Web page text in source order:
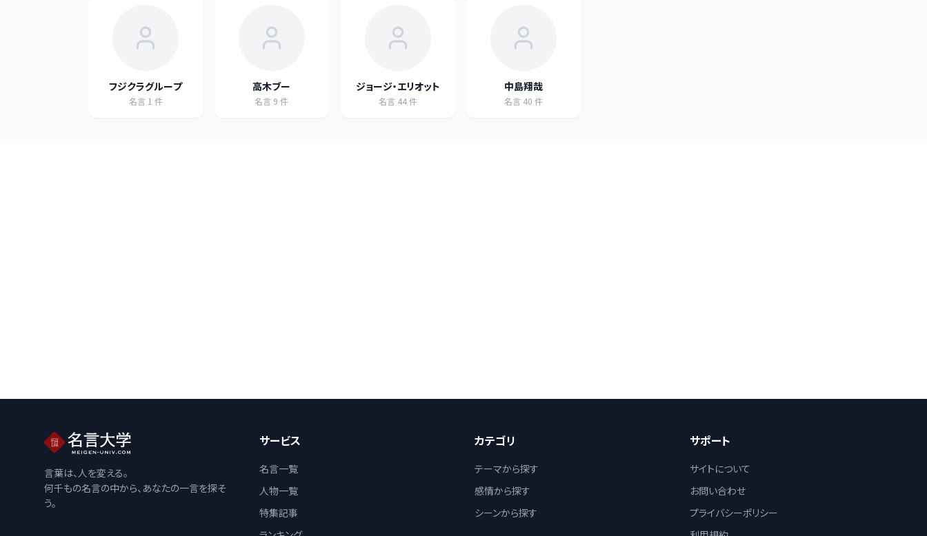
フジクラグループ
名言 1 件
高木ブー
名言 9 件
ジョージ・エリオット
名言 44件
中島翔哉
名言 40 件
言葉は、人を変える。
何千もの名言の中から、あなたの一言を探そ
う。
サービス
名言一覧
人物一覧
特集記事
カテゴリ
テーマから探す
感情から探す
シーンから探す
サポート
サイトについて
お問い合わせ
プライバシーポリシー